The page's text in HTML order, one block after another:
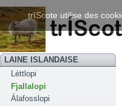
LAINE ISLANDAISE
Léttlopi
Fjallalopi
Álafosslopi
trIScote utilise des